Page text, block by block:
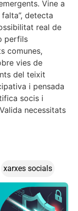
Vine a
detecta
real de
perfils
comunes,
vies de
del teixit
i pensada
socis i
Valida necessitats
xarxes socials